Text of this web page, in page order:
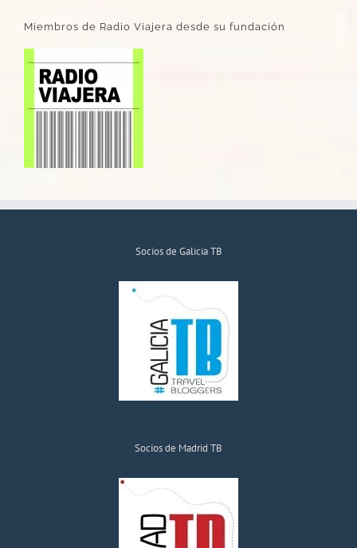
Miembros de Radio Viajera desde su fundación
Socios de Galicia TB
Socios de Madrid TB